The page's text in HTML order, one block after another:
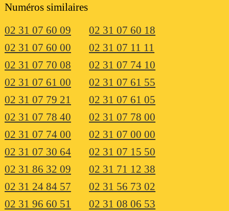
Numéros similaires
02 31 07 60 09
02 31 07 60 18
02 31 07 60 00
02 31 07 11 11
02 31 07 70 08
02 31 07 74 10
02 31 07 61 00
02 31 07 61 55
02 31 07 79 21
02 31 07 61 05
02 31 07 78 40
02 31 07 78 00
02 31 07 74 00
02 31 07 00 00
02 31 07 30 64
02 31 07 15 50
02 31 86 32 09
02 31 71 12 38
02 31 24 84 57
02 31 56 73 02
02 31 96 60 51
02 31 08 06 53